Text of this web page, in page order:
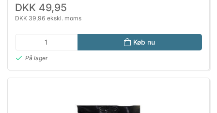
DKK 49,95
DKK 39,96 ekskl. moms
Køb nu
På lager